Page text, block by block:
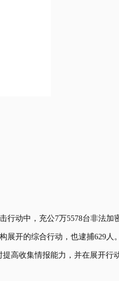
行动中，充公7万5578台非法加
开的综合行动，也逮捕629人。
高收集情报能力，并在展开行